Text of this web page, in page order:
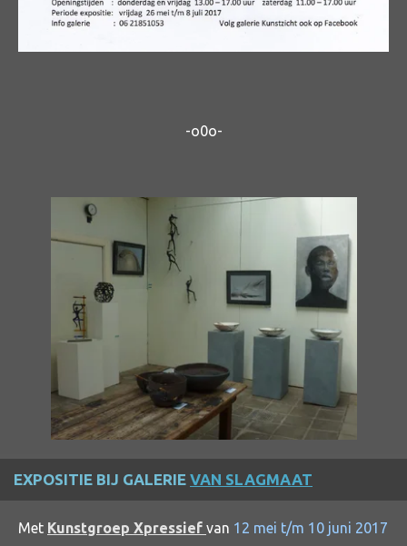
-o0o-
EXPOSITIE BIJ GALERIE VAN SLAGMAAT
Met Kunstgroep Xpressief van 12 mei t/m 10 juni 2017